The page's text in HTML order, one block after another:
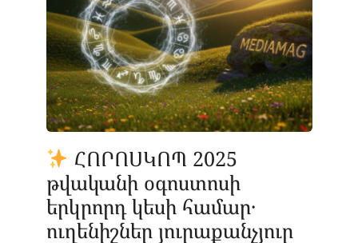
ՀՈՐՈՍԿՈՊ 2025
թվականի օգոստոսի
երկրորդ կեսի համար․
ուղենիշներ յուրաքանչյուր